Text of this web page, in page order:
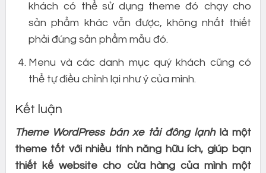
khách có thể sử dụng theme đó chạy cho
sản phẩm khác vẫn được, không nhất thiết
phải đúng sản phẩm mẫu đó.
Menu và các danh mục quý khách cũng có
thể tự điều chỉnh lại như ý của mình.
Kết luận
Theme WordPress bán xe tải đông lạnh là một
theme tốt với nhiều tính năng hữu ích, giúp bạn
thiết kế website cho cửa hàng của mình một